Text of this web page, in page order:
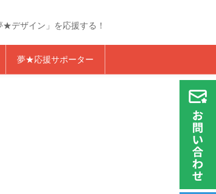
ジェクト
デザイン」を応援する！
夢★応援サポーター